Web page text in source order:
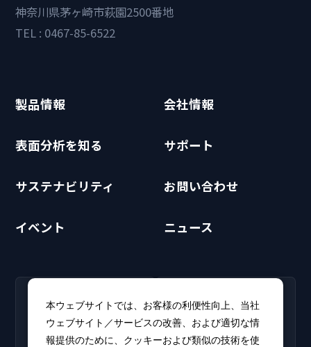
神奈川県茅ヶ崎市萩園2500番地
TEL : 0467-85-6522
製品情報 会社情報
表面分析を知る サポート
サステナビリティ お問い合わせ
イベント ニュース
採用情報
新卒・キャリア採用情報を
掲載しています。
CLUB PHI（会員専
用）
本ウェブサイトでは、お客様の利便性向上、当社
ウェブサイト／サービスの改善、および適切な情
報提供のために、クッキーおよび類似の技術を使